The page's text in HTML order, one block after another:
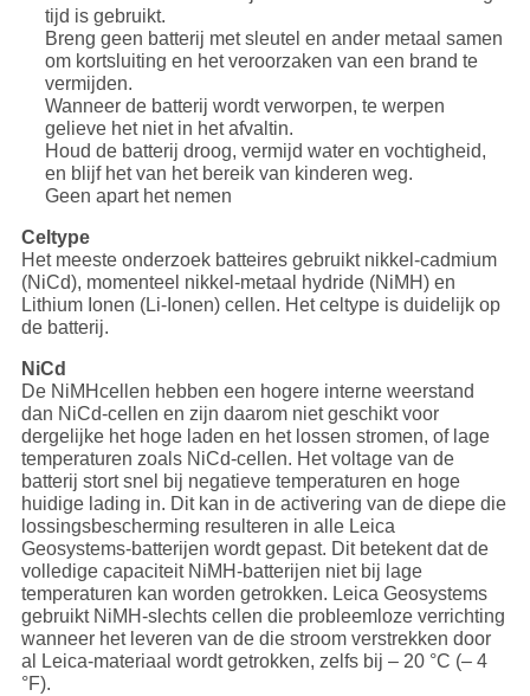
tijd is gebruikt.
Breng geen batterij met sleutel en ander metaal samen
om kortsluiting en het veroorzaken van een brand te
vermijden.
Wanneer de batterij wordt verworpen, te werpen
gelieve het niet in het afvaltin.
Houd de batterij droog, vermijd water en vochtigheid,
en blijf het van het bereik van kinderen weg.
Geen apart het nemen
Celtype
Het meeste onderzoek batteires gebruikt nikkel-cadmium
(NiCd), momenteel nikkel-metaal hydride (NiMH) en
Lithium Ionen (Li-Ionen) cellen. Het celtype is duidelijk op
de batterij.
NiCd
De NiMHcellen hebben een hogere interne weerstand
dan NiCd-cellen en zijn daarom niet geschikt voor
dergelijke het hoge laden en het lossen stromen, of lage
temperaturen zoals NiCd-cellen. Het voltage van de
batterij stort snel bij negatieve temperaturen en hoge
huidige lading in. Dit kan in de activering van de diepe die
lossingsbescherming resulteren in alle Leica
Geosystems-batterijen wordt gepast. Dit betekent dat de
volledige capaciteit NiMH-batterijen niet bij lage
temperaturen kan worden getrokken. Leica Geosystems
gebruikt NiMH-slechts cellen die probleemloze verrichting
wanneer het leveren van de die stroom verstrekken door
al Leica-materiaal wordt getrokken, zelfs bij – 20 °C (– 4
°F).